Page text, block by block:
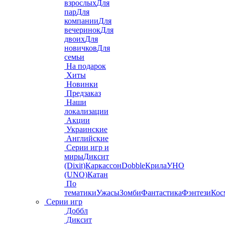
взрослыхДля
парДля
компанииДля
вечеринокДля
двоихДля
новичковДля
семьи
На подарок
Хиты
Новинки
Предзаказ
Наши
локализации
Акции
Украинские
Английские
Серии игр и
мирыДиксит
(Dixit)КаркассонDobbleКрилаУНО
(UNO)Катан
По
тематикиУжасыЗомбиФантастикаФэнтези
Серии игр
Доббл
Диксит